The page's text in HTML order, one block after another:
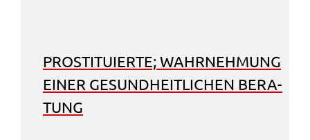
PROSTI­TU­IER­TE; WAHR­NEH­MUNG
EINER GESUND­HEIT­LI­CHEN BERA­
TUNG